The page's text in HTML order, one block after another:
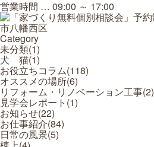
営業時間 … 09:00 ～ 17:00
Category
未分類(1)
犬 猫(1)
お役立ちコラム(118)
オススメの場所(6)
リフォーム・リノベーション工事(2)
見学会レポート(1)
お知らせ(22)
お仕事紹介(84)
日常の風景(5)